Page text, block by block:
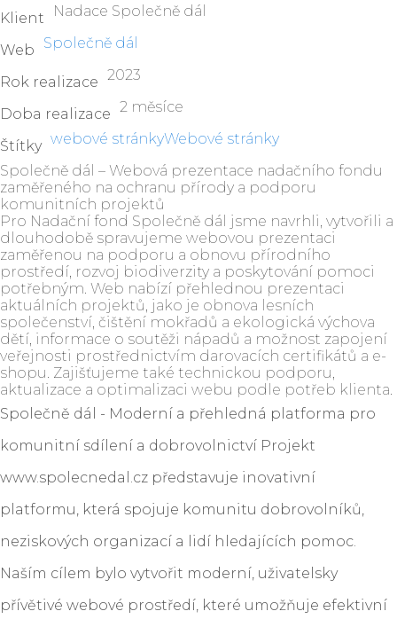
Klient Nadace Společně dál
Web Společně dál
Rok realizace 2023
Doba realizace 2 měsíce
Štítky webové stránkyWebové stránky
Společně dál – Webová prezentace nadačního fondu
zaměřeného na ochranu přírody a podporu
komunitních projektů
Pro Nadační fond Společně dál jsme navrhli, vytvořili a
dlouhodobě spravujeme webovou prezentaci
zaměřenou na podporu a obnovu přírodního
prostředí, rozvoj biodiverzity a poskytování pomoci
potřebným. Web nabízí přehlednou prezentaci
aktuálních projektů, jako je obnova lesních
společenství, čištění mokřadů a ekologická výchova
dětí, informace o soutěži nápadů a možnost zapojení
veřejnosti prostřednictvím darovacích certifikátů a e-
shopu. Zajišťujeme také technickou podporu,
aktualizace a optimalizaci webu podle potřeb klienta.
Společně dál - Moderní a přehledná platforma pro
komunitní sdílení a dobrovolnictví Projekt
www.spolecnedal.cz představuje inovativní
platformu, která spojuje komunitu dobrovolníků,
neziskových organizací a lidí hledajících pomoc.
Naším cílem bylo vytvořit moderní, uživatelsky
přívětivé webové prostředí, které umožňuje efektivní